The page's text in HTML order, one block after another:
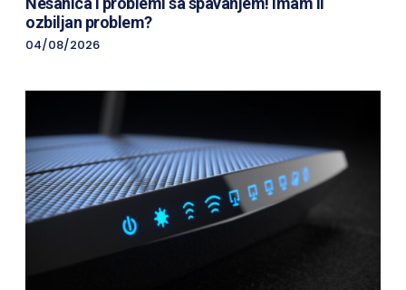
ozbiljan problem?
04/08/2026